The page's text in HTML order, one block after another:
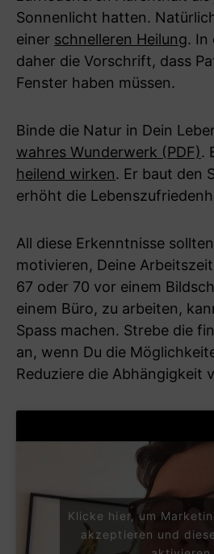
Sonnenlicht hatten.
einer schnelleren Heilung. In
daher die Vorschrift, dass
Fenster haben müssen.
Binde die Natur in Dein
wahres Wunderwerk (PDF).
heilend wirken. Er baut den
erhöht die
All diese Erkenntnisse
motivieren, Deine
67 oder 70 vor einem
einem Büro, zu arbeiten,
Spass machen. Strebe die
an, wenn Du die
Reduziere die Abhängigkeit
Klicke hier, um
akzeptieren und